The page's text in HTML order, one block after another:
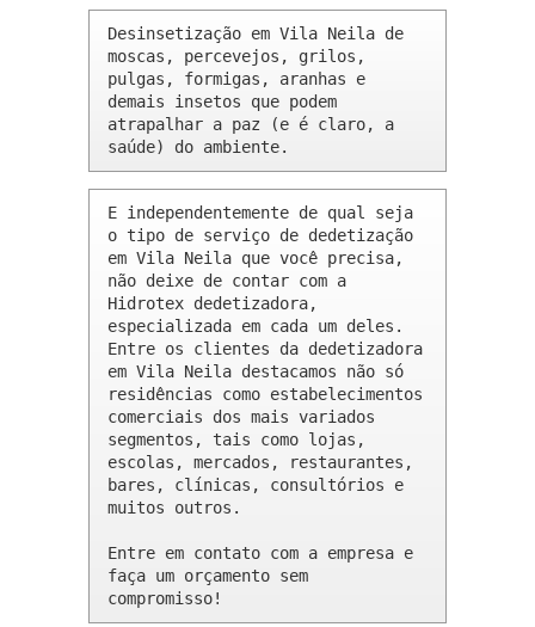
Desinsetização em Vila Neila de
moscas, percevejos, grilos,
pulgas, formigas, aranhas e
demais insetos que podem
atrapalhar a paz (e é claro, a
saúde) do ambiente.
E independentemente de qual seja
o tipo de serviço de dedetização
em Vila Neila que você precisa,
não deixe de contar com a
Hidrotex dedetizadora,
especializada em cada um deles.
Entre os clientes da dedetizadora
em Vila Neila destacamos não só
residências como estabelecimentos
comerciais dos mais variados
segmentos, tais como lojas,
escolas, mercados, restaurantes,
bares, clínicas, consultórios e
muitos outros.
Entre em contato com a empresa e
faça um orçamento sem
compromisso!